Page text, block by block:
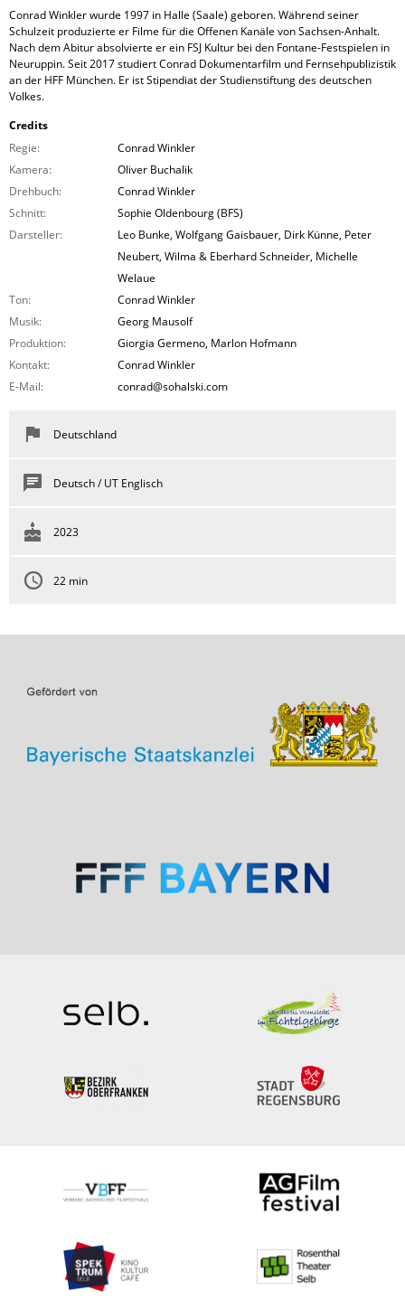
Conrad Winkler wurde 1997 in Halle (Saale) geboren. Während seiner
Schulzeit produzierte er Filme für die Offenen Kanäle von Sachsen-Anhalt.
Nach dem Abitur absolvierte er ein FSJ Kultur bei den Fontane-Festspielen in
Neuruppin. Seit 2017 studiert Conrad Dokumentarfilm und Fernsehpublizistik
an der HFF München. Er ist Stipendiat der Studienstiftung des deutschen
Volkes.
Credits
Regie:
Conrad Winkler
Kamera:
Oliver Buchalik
Drehbuch:
Conrad Winkler
Schnitt:
Sophie Oldenbourg (BFS)
Darsteller:
Leo Bunke, Wolfgang Gaisbauer, Dirk Künne, Peter
Neubert, Wilma & Eberhard Schneider, Michelle
Welaue
Ton:
Conrad Winkler
Musik:
Georg Mausolf
Produktion:
Giorgia Germeno, Marlon Hofmann
Kontakt:
Conrad Winkler
E-Mail:
conrad@sohalski.com
Deutschland
Deutsch / UT Englisch
2023
22 min